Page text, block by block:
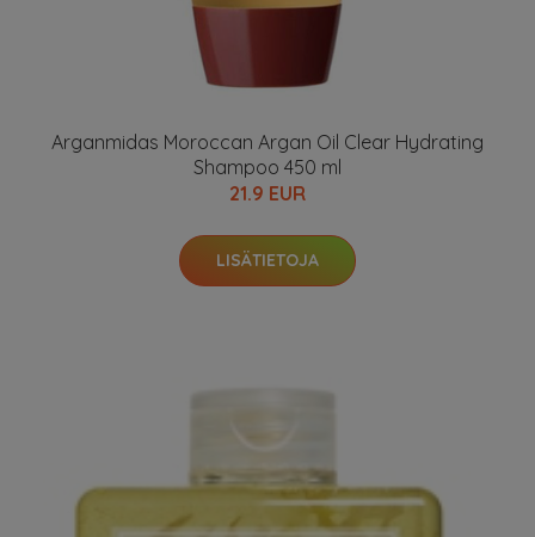
Arganmidas Moroccan Argan Oil Clear Hydrating
Shampoo 450 ml
21.9 EUR
LISÄTIETOJA